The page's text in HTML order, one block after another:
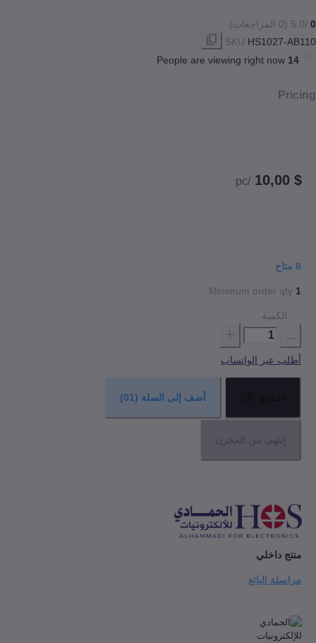
SKU
People are viewing right
/pc
Minimum order
عبر الواتساب
أضف إلى السلة (01)
من المخزن
البائع